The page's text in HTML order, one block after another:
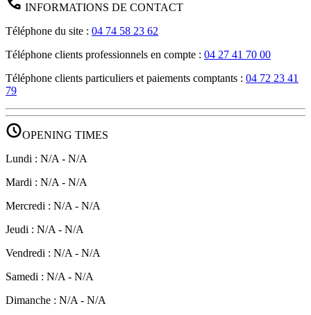
INFORMATIONS DE CONTACT
Téléphone du site : 04 74 58 23 62
Téléphone clients professionnels en compte : 04 27 41 70 00
Téléphone clients particuliers et paiements comptants : 04 72 23 41
79
scheduleOPENING TIMES
Lundi : N/A - N/A
Mardi : N/A - N/A
Mercredi : N/A - N/A
Jeudi : N/A - N/A
Vendredi : N/A - N/A
Samedi : N/A - N/A
Dimanche : N/A - N/A